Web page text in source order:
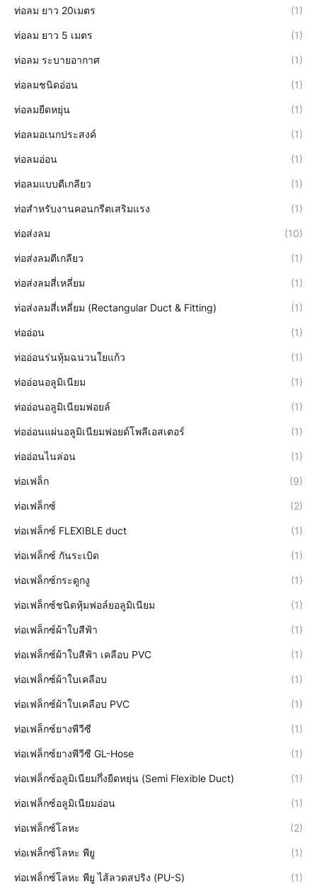
ท่อลม ยาว 20เมตร (1)
ท่อลม ยาว 5 เมตร (1)
ท่อลม ระบายอากาศ (1)
ท่อลมชนิดอ่อน (1)
ท่อลมยืดหยุ่น (1)
ท่อลมอเนกประสงค์ (1)
ท่อลมอ่อน (1)
ท่อลมแบบตีเกลียว (1)
ท่อสำหรับงานคอนกรีตเสริมแรง (1)
ท่อส่งลม (10)
ท่อส่งลมตีเกลียว (1)
ท่อส่งลมสี่เหลี่ยม (1)
ท่อส่งลมสี่เหลี่ยม (Rectangular Duct & Fitting) (1)
ท่ออ่อน (1)
ท่ออ่อนร่นหุ้มฉนวนใยแก้ว (1)
ท่ออ่อนอลูมิเนียม (1)
ท่ออ่อนอลูมิเนียมฟอยล์ (1)
ท่ออ่อนแผ่นอลูมิเนียมฟอยด์โพลีเอสเตอร์ (1)
ท่ออ่อนไนล่อน (1)
ท่อเฟล็ก (9)
ท่อเฟล็กซ์ (2)
ท่อเฟล็กซ์ FLEXIBLE duct (1)
ท่อเฟล็กซ์ กันระเบิด (1)
ท่อเฟล็กซ์กระดูกงู (1)
ท่อเฟล็กซ์ชนิดหุ้มฟอล์ยอลูมิเนียม (1)
ท่อเฟล็กซ์ผ้าใบสีฟ้า (1)
ท่อเฟล็กซ์ผ้าใบสีฟ้า เคลือบ PVC (1)
ท่อเฟล็กซ์ผ้าใบเคลือบ (1)
ท่อเฟล็กซ์ผ้าใบเคลือบ PVC (1)
ท่อเฟล็กซ์ยางพีวีซี (1)
ท่อเฟล็กซ์ยางพีวีซี GL-Hose (1)
ท่อเฟล็กซ์อลูมิเนียมกึ่งยืดหยุ่น (Semi Flexible Duct) (1)
ท่อเฟล็กซ์อลูมิเนียมอ่อน (1)
ท่อเฟล็กซ์โลหะ (2)
ท่อเฟล็กซ์โลหะ พียู (1)
ท่อเฟล็กซ์โลหะ พียู ไส้ลวดสปริง (PU-S) (1)